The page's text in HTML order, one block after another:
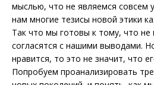
мыслью, что не являемся совсем
нам многие тезисы новой этики
Так что мы готовы к тому, что не
согласятся с нашими выводами.
нравится, то это не значит, что
Попробуем проанализировать